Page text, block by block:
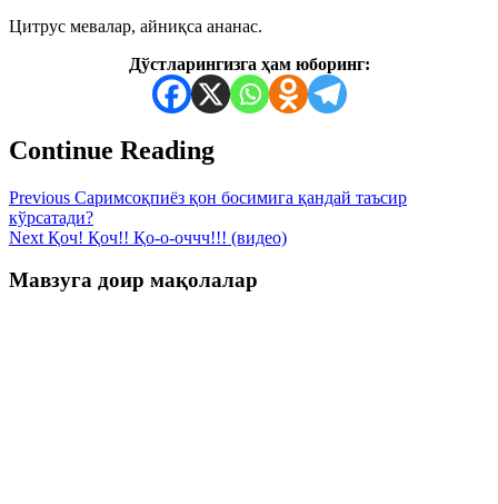
Цитрус мевалар, айниқса ананас.
Дўстларингизга ҳам юборинг:
Continue Reading
Previous Саримсоқпиёз қон босимига қандай таъсир
кўрсатади?
Next Қоч! Қоч!! Қо-о-оччч!!! (видео)
Мавзуга доир мақолалар